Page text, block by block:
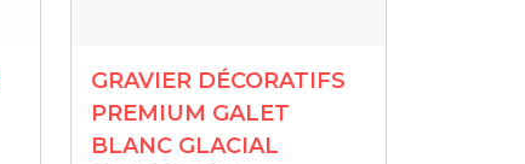
GRAVIER DÉCORATIFS
PREMIUM GALET
BLANC GLACIAL